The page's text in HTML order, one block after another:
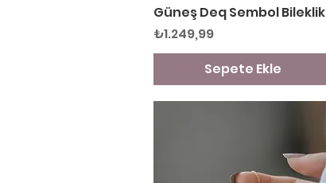
Hızlı Bakış
Güneş Deq Sembol Bileklik
Fiyat
₺1.249,99
Sepete Ekle